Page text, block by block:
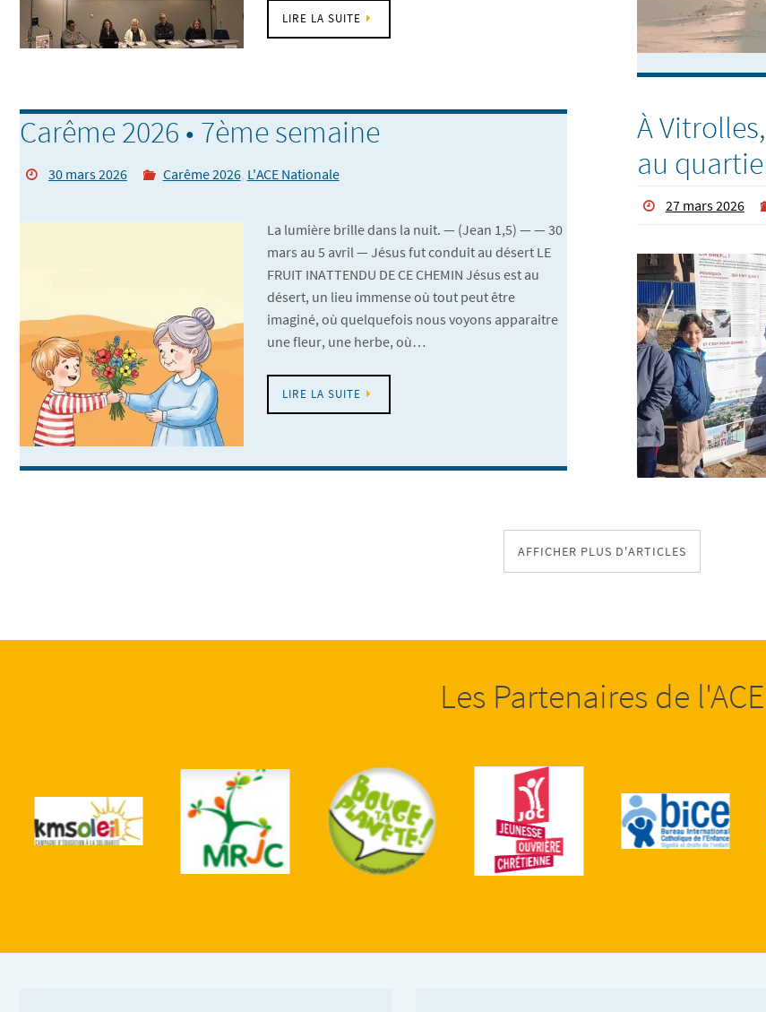
LIRE LA SUITE
Carême 2026 • 7ème semaine
30 mars 2026 Carême 2026, L'ACE Nationale
La lumière brille dans la nuit. — (Jean 1,5) — — 30
mars au 5 avril — Jésus fut conduit au désert LE
FRUIT INATTENDU DE CE CHEMIN Jésus est au
désert, un lieu immense où tout peut être
imaginé, où quelquefois nous voyons apparaitre
une fleur, une herbe, où…
LIRE LA SUITE
À
au
27 mars 2026
AFFICHER PLUS D'ARTICLES
Les Partenaires de l'ACE